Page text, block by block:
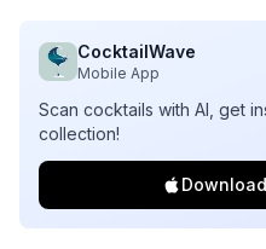
CocktailWave
Mobile App
Scan cocktails with AI, get
collection!